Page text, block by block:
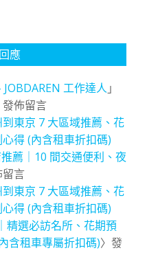
應
工作達人 」
發佈留言
東京 7 大區域推薦、花
得 (內含租車折扣碼)
薦｜10 間交通便利、夜
留言
東京 7 大區域推薦、花
得 (內含租車折扣碼)
精選必訪名所、花期預
含租車專屬折扣碼)〉發